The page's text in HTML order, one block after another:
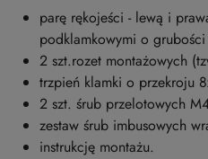
parę rękojeści - lewą i
podklamkowymi o
2 szt.rozet montażowych
trzpień klamki o przekroju
2 szt. śrub przelotowych
zestaw śrub imbusowych
instrukcję montażu.